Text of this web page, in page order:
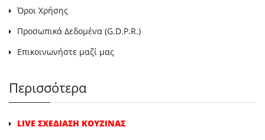
Όροι Χρήσης
Προσωπικά Δεδομένα (G.D.P.R.)
Επικοινωνήστε μαζί μας
Περισσότερα
LIVE ΣΧΕΔΙΑΣΗ ΚΟΥΖΙΝΑΣ